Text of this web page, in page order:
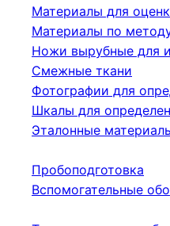
Материалы для
Материалы по
Ножи вырубные для
Смежные ткани
Фотографии для
Шкалы для
Эталонные
Пробоподготовка
Вспомогательные